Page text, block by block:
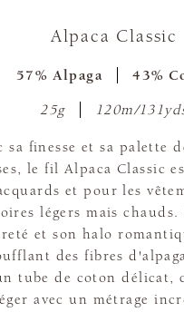
Alpaca Classic
57% Alpaga 43%
25g 120m/
sa finesse et sa palette
le fil Alpaca Classic
et pour les
légers mais chauds.
et son halo
des fibres
tube de coton délicat,
avec un métrage